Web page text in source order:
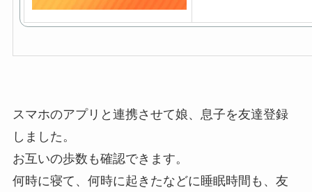
スマホのアプリと連携させて娘、息子を友達登録
しました。
お互いの歩数も確認できます。
何時に寝て、何時に起きたなどに睡眠時間も、友